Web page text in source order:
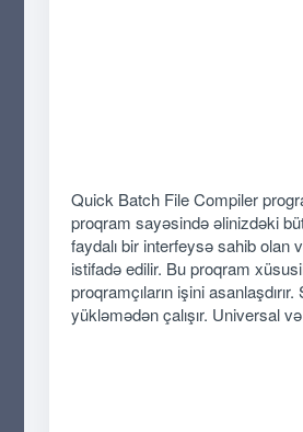
Quick Batch File Compiler
proqram sayəsində əlinizdəki
faydalı bir interfeysə sahib olan
istifadə edilir. Bu proqram
proqramçıların işini
yükləmədən çalışır. Universal